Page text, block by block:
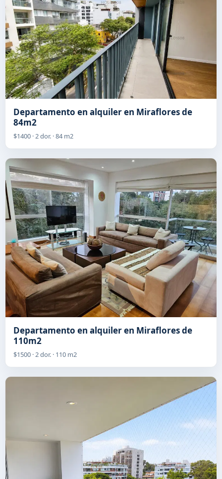
Departamento en alquiler en Miraflores de
84m2
$1400 · 2 dor. · 84 m2
Departamento en alquiler en Miraflores de
110m2
$1500 · 2 dor. · 110 m2